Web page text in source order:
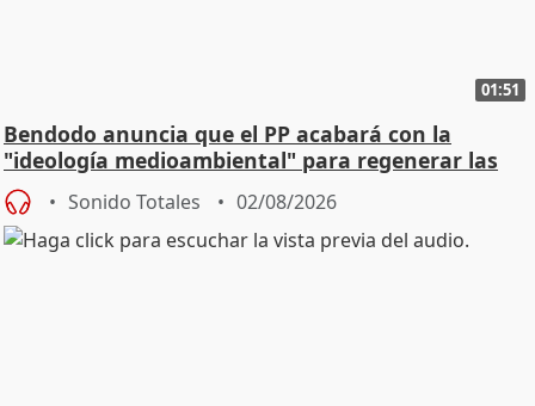
01:51
Bendodo anuncia que el PP acabará con la
"ideología medioambiental" para regenerar las
playas
Sonido Totales 02/08/2026